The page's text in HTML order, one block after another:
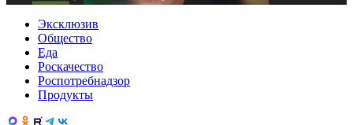
Эксклюзив
Общество
Еда
Роскачество
Роспотребнадзор
Продукты